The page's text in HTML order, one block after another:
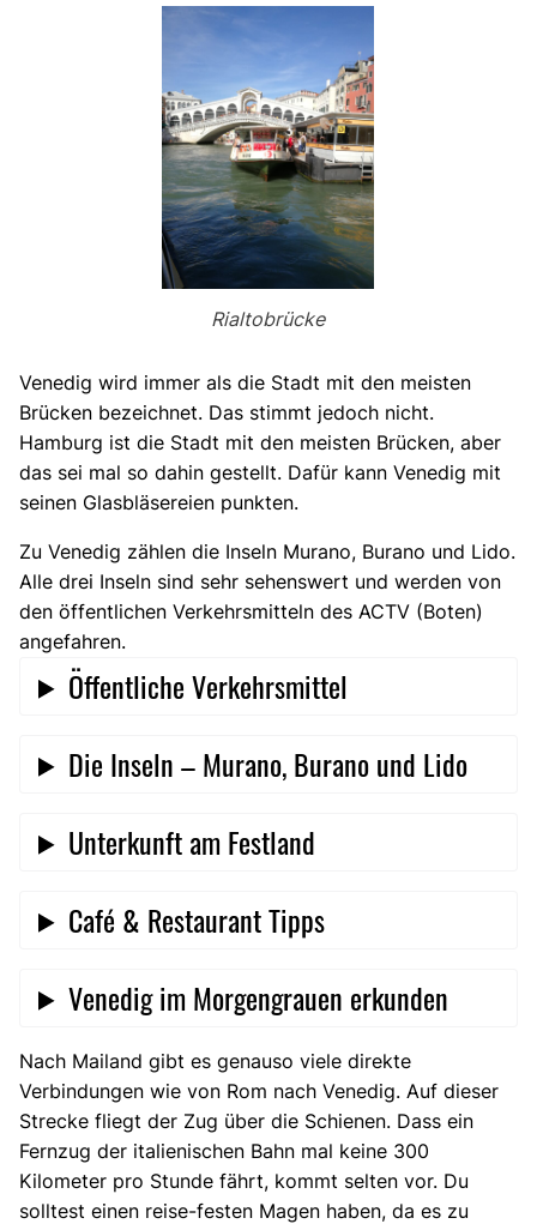
Rialtobrücke
Venedig wird immer als die Stadt mit den meisten
Brücken bezeichnet. Das stimmt jedoch nicht.
Hamburg ist die Stadt mit den meisten Brücken, aber
das sei mal so dahin gestellt. Dafür kann Venedig mit
seinen Glasbläsereien punkten.
Zu Venedig zählen die Inseln Murano, Burano und Lido.
Alle drei Inseln sind sehr sehenswert und werden von
den öffentlichen Verkehrsmitteln des ACTV (Boten)
angefahren.
Öffentliche Verkehrsmittel
Die Inseln – Murano, Burano und Lido
Unterkunft am Festland
Café & Restaurant Tipps
Venedig im Morgengrauen erkunden
Nach Mailand gibt es genauso viele direkte
Verbindungen wie von Rom nach Venedig. Auf dieser
Strecke fliegt der Zug über die Schienen. Dass ein
Fernzug der italienischen Bahn mal keine 300
Kilometer pro Stunde fährt, kommt selten vor. Du
solltest einen reise-festen Magen haben, da es zu